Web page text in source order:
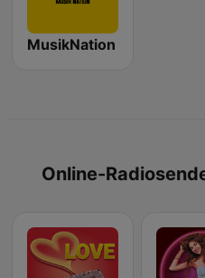
MusikNation
Online-